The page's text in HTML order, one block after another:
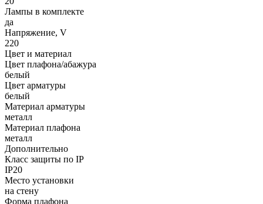
Лампы в комплекте
да
Напряжение, V
220
Цвет и материал
Цвет плафона/абажура
белый
Цвет арматуры
белый
Материал арматуры
металл
Материал плафона
металл
Дополнительно
Класс защиты по IP
IP20
Место установки
на стену
Форма плафона